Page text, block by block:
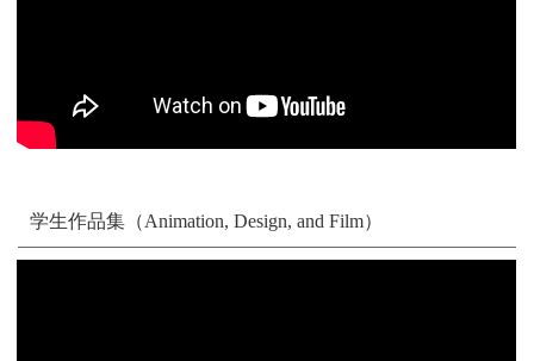
学生作品集（Animation, Design, and Film）